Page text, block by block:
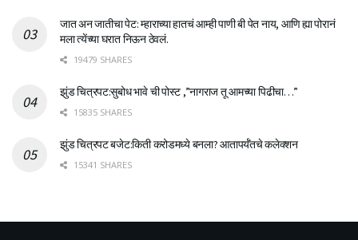
जात अन जातीचा पेट: म्हाराच्या हातचं आम्ही पाणी बी पेत नाय, आणि ह्या पोरानं
मला त्येंच्या घरात निऊन ठेवलं.
19479 SHARES
झुंड चित्रपट:सुबोध भावे ची पोस्ट ,”नागराज तू आमच्या पिढीचा…”
15835 SHARES
झुंड चित्रपट बजेट:किती करोडमध्ये बनला? आतापर्यँतचे कलेक्शन
15341 SHARES